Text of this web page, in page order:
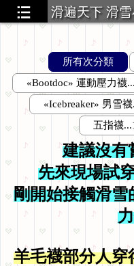
滑遍天下 滑
所有次分類
«Bootdoc» 運動壓力襪
«Icebreaker» 男雪
五指襪
建議沒有
先來現場試
剛開始接觸滑雪
羊毛襪部分人穿